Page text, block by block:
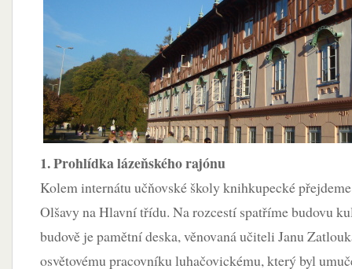
1. Prohlídka lázeňského rajónu
Kolem internátu učňovské školy knihkupecké
Olšavy na Hlavní třídu. Na rozcestí spatříme budovu
budově je pamětní deska, věnovaná učiteli Janu
osvětovému pracovníku luhačovickému, který byl